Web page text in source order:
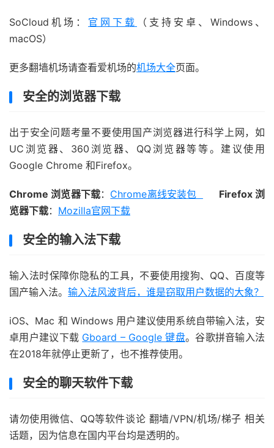
SoCloud机场： 官网下载
（支持安卓、Windows、
macOS）
更多翻墙机场请查看爱机场的机场大全页面。
安全的浏览器下载
出于安全问题考量不要使用国产浏览器进行科学上网，如
UC浏览器、360浏览器、QQ浏览器等等。建议使用
Google Chrome 和Firefox。
Chrome 浏览器下载： Chrome离线安装包
Firefox 浏
览器下载： Mozilla官网下载
安全的输入法下载
输入法时保障你隐私的工具，不要使用搜狗、QQ、百度等
国产输入法。 输入法风波背后，谁是窃取用户数据的大象？
iOS、Mac 和 Windows 用户建议使用系统自带输入法，安
卓用户建议下载 Gboard – Google 键盘。谷歌拼音输入法
在2018年就停止更新了，也不推荐使用。
安全的聊天软件下载
请勿使用微信、QQ等软件谈论 翻墙/VPN/机场/梯子 相关
话题，因为信息在国内平台均是透明的。